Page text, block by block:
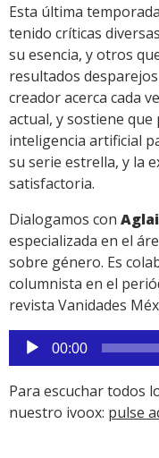
Esta última
tenido críticas
su esencia, y otros
resultados
creador acerca cada
actual, y sostiene
inteligencia artificial
su serie estrella, y la
satisfactoria.
Dialogamos con
especializada en el
sobre género. Es
columnista en el
revista Vanidades
Reproductor
de
audio
00:00
Para escuchar todos
nuestro ivoox: pulse